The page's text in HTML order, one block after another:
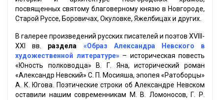
посвященных святому благоверному князю в Новгороде,
Старой Руссе, Боровичах, Окуловке, Яжелбицах и других.
В галерее произведений русских писателей и поэтов XVIII-
XXI вв. раздела
«Образ Александра Невского в
художественной литературе»– историческая повесть
«Юность полководца» В. Г. Яна, исторический роман
«Александр Невский» С. П. Мосияша, эпопея «Ратоборцы»
А. К. Югова. Поэтические строки об Александре Невском
оставили нашим современникам М. В. Ломоносов, Г. Р.